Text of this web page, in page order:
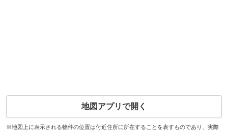
地図アプリで開く
※地図上に表示される物件の位置は付近住所に所在することを表すものであり、実際